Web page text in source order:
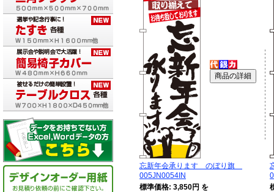
忘新年会承ります のぼり旗
005JN0054IN
標準価格: 3,850円 を